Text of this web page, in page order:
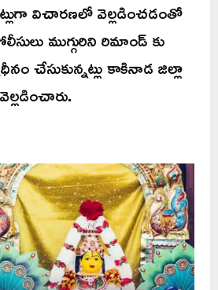
విచారణలో వెల్లడించడంతో
ముగ్గురిని రిమాండ్ కు
చేసుకున్నట్లు కాకినాడ జిల్లా